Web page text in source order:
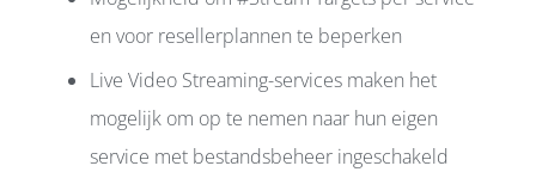
en voor resellerplannen te beperken
Live Video Streaming-services maken het
mogelijk om op te nemen naar hun eigen
service met bestandsbeheer ingeschakeld